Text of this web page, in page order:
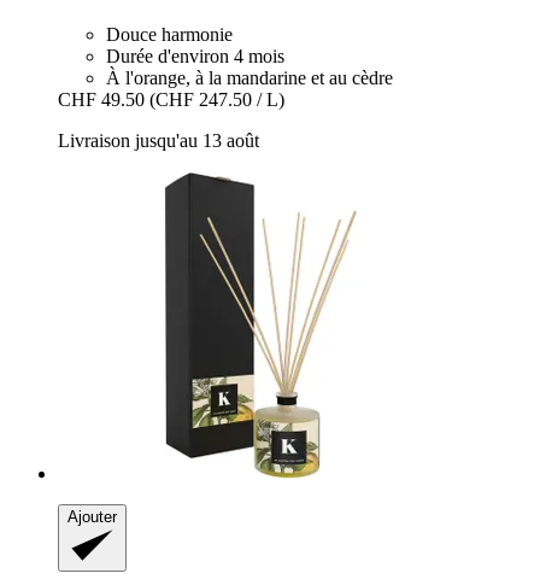
Douce harmonie
Durée d'environ 4 mois
À l'orange, à la mandarine et au cèdre
CHF 49.50 (CHF 247.50 / L)
Livraison jusqu'au 13 août
Ajouter